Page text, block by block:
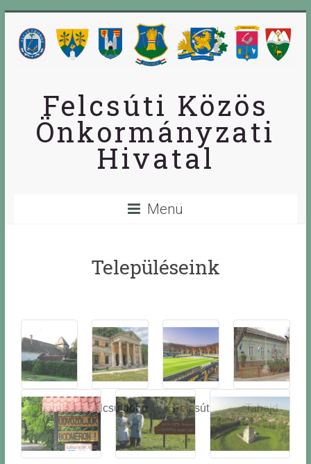
Felcsúti Közös
Önkormányzati
Hivatal
Menü
Településeink
Óbarok
Alcsútdobo
z
Felcsút Tabajd